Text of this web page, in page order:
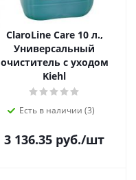
ClaroLine Care 10 л.,
Универсальный
очиститель с уходом
Kiehl
Есть в наличии (3)
3 136.35 руб./шт